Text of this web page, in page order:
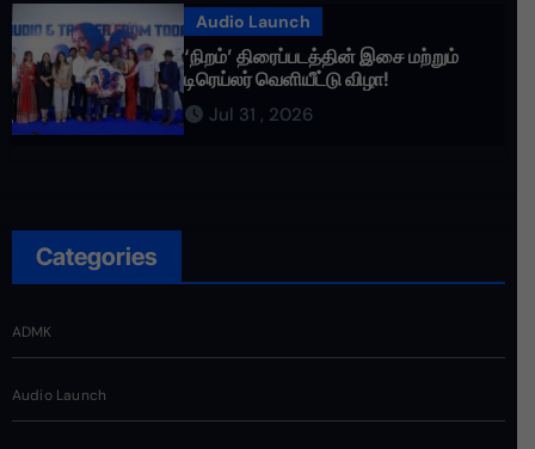
Audio Launch
‘நிறம்’ திரைப்படத்தின் இசை மற்றும்
டிரெய்லர் வெளியீட்டு விழா!
Jul 31 , 2026
Categories
ADMK
Audio Launch